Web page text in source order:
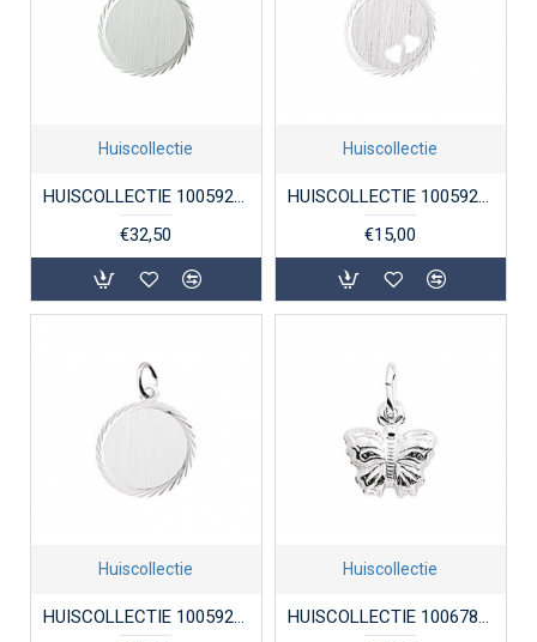
Huiscollectie
HUISCOLLECTIE 1005923 ZILVEREN GRAVEERPLAATJE ROND 16 MM
€32,50
Huiscollectie
HUISCOLLECTIE 1005926 ZILVEREN HANGER CIRKEL
€15,00
Huiscollectie
HUISCOLLECTIE 1005928 ZILVEREN GRAVEERPLAATJE ROND
Huiscollectie
HUISCOLLECTIE 1006789 ZILVEREN BEDELHANGER VLINDER